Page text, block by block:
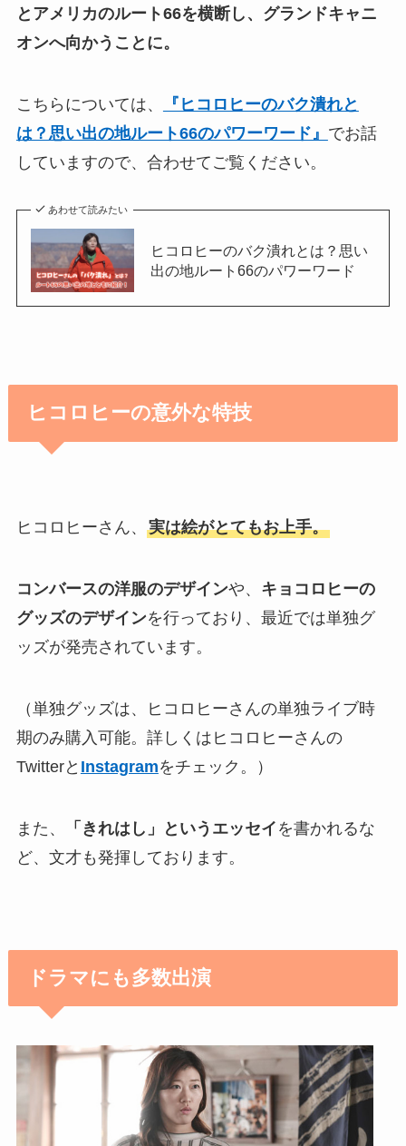
とアメリカのルート66を横断し、グランドキャニ
オンへ向かうことに。
こちらについては、
『ヒコロヒーのバク潰れと
は？思い出の地ルート66のパワーワード』 でお話
していますので、合わせてご覧ください。
あわせて読みたい
ヒコロヒーのバク潰れとは？思い
出の地ルート66のパワーワード
ヒコロヒーの意外な特技
ヒコロヒーさん、 実は絵がとてもお上手。
コンバースの洋服のデザインや、 キョコロヒーの
グッズのデザインを行っており、最近では単独グ
ッズが発売されています。
（単独グッズは、ヒコロヒーさんの単独ライブ時
期のみ購入可能。詳しくはヒコロヒーさんの
Twitterと Instagramをチェック。）
また、 「きれはし」というエッセイ を書かれるな
ど、文才も発揮しております。
ドラマにも多数出演